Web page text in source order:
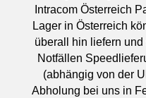
Intracom Österreich
Lager in Österreich
überall hin liefern
Notfällen
(abhängig von der
Abholung bei uns in